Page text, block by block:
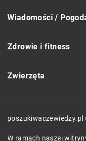
Wiadomości /
Zdrowie i fitness
Zwierzęta
W ramach naszej